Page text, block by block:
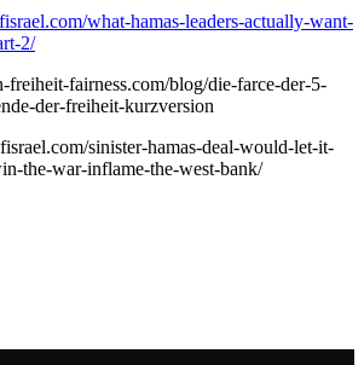
what-hamas-leaders-actually-want-
2/
fairness.com/blog/die-farce-der-5-
der-freiheit-kurzversion
sinister-hamas-deal-would-let-it-
the-war-inflame-the-west-bank/